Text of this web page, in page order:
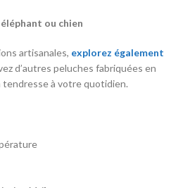
ou chien
artisanales, explorez également
d’autres peluches fabriquées en
tendresse à votre quotidien.